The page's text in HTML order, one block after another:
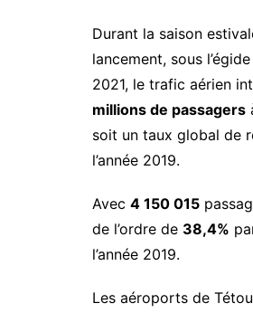
Durant la saison
lancement, sous
2021, le trafic aérien
millions de passagers
soit un taux global de
l’année 2019.
Avec 4 150 015
de l’ordre de 38,4%
l’année 2019.
Les aéroports de